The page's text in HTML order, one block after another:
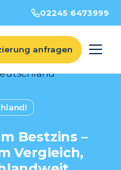
02245 6473999
anfragen
Bestzins –
Vergleich,